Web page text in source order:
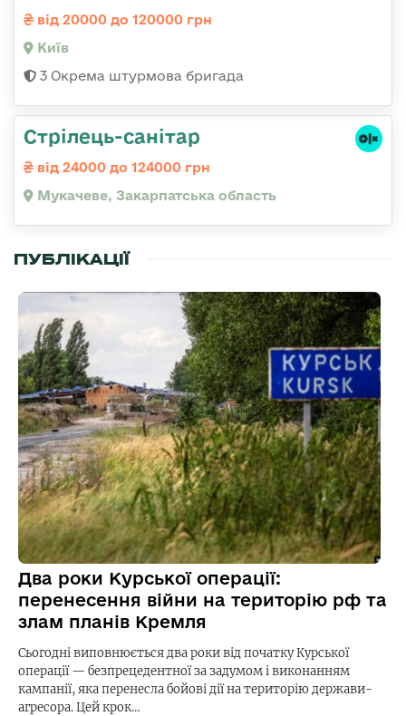
від 20000 до 120000 грн
Київ
3 Окрема штурмова бригада
Стрілець-санітар
від 24000 до 124000 грн
Мукачеве, Закарпатська область
ПУБЛІКАЦІЇ
Два роки Курської операції:
перенесення війни на територію рф та
злам планів Кремля
Сьогодні виповнюється два роки від початку Курської
операції — безпрецедентної за задумом і виконанням
кампанії, яка перенесла бойові дії на територію держави-
агресора. Цей крок…